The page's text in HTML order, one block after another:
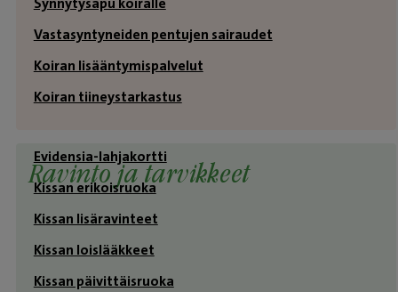
Vastasyntyneiden pentujen sairaudet
Koiran lisääntymispalvelut
Koiran tiineystarkastus
Ravinto ja tarvikkeet
Evidensia-lahjakortti
Kissan erikoisruoka
Kissan lisäravinteet
Kissan loislääkkeet
Kissan päivittäisruoka